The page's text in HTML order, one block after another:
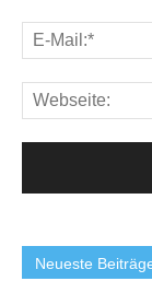
Neueste